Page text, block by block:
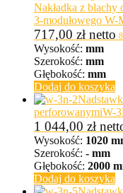
Nakładka z blachy
3-modułowego
717,00 złnetto
Wysokość: mm
Szerokość: mm
Głębokość: mm
Dodaj do koszyka
perforowanymiW-
1 044,00 zł
Wysokość: 1020
Szerokość: - mm
Głębokość: 2000
Dodaj do koszyka